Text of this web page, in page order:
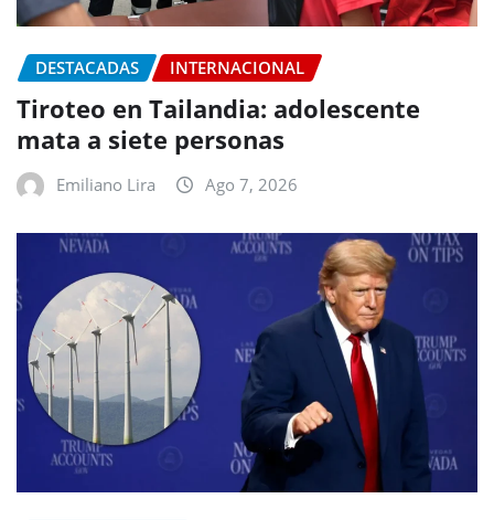
DESTACADAS INTERNACIONAL
Tiroteo en Tailandia: adolescente
mata a siete personas
Emiliano Lira Ago 7, 2026